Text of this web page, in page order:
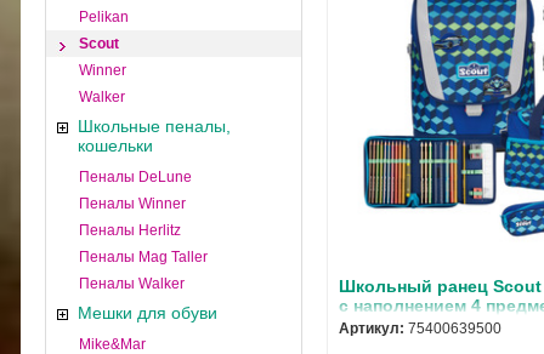
Pelikan
Scout
Winner
Walker
Школьные пеналы,
кошельки
Пеналы DeLune
Пеналы Winner
Пеналы Herlitz
Пеналы Mag Taller
Пеналы Walker
Мешки для обуви
Mike&Mar
Школьный ранец Scout
с наполнением 4
75400639500
Артикул: 75400639500